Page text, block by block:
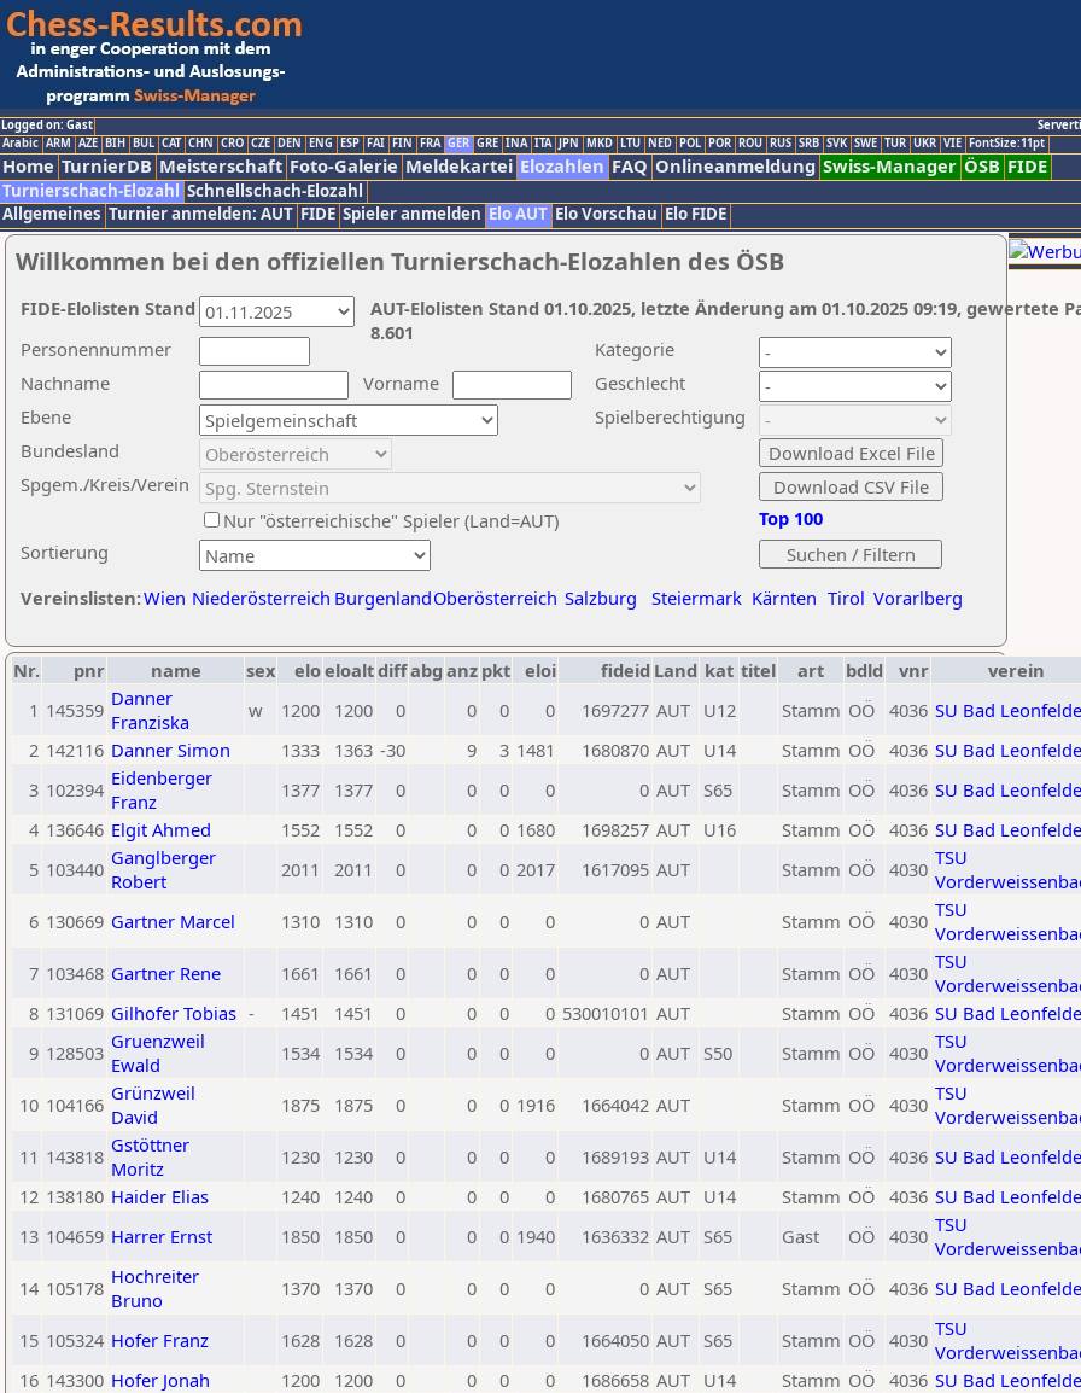
Logged on: Gast
Arabic ARM AZE BIH BUL CAT CHN CRO CZE DEN ENG ESP FAI FIN FRA GER GRE INA ITA JPN MKD LTU NED POL POR ROU RUS SRB SVK SWE TUR UKR VIE FontSize:11pt
Home TurnierDB Meisterschaft Foto-Galerie Meldekartei Elozahlen FAQ Onlineanmeldung Swiss-Manager ÖSB FIDE
Turnierschach-Elozahl Schnellschach-Elozahl
Allgemeines Turnier anmelden: AUT FIDE Spieler anmelden Elo AUT Elo Vorschau Elo FIDE
Willkommen bei den offiziellen Turnierschach-Elozahlen des ÖSB
Nachname
Vorname
Ebene
Kategorie
Sortierung
Personennummer
Bundesland
Spgem./Kreis/Verein
Geschlecht
Nur "österreichische" Spieler (Land=AUT)
Spielberechtigung
Vereinslisten:Wien Niederösterreich BurgenlandOberösterreich Salzburg Steiermark Kärnten Tirol Vorarlberg
Top 100
AUT-Elolisten Stand 01.10.2025, letzte Änderung am 01.10.2025 09:19, gewertete
8.601
FIDE-Elolisten Stand
Nr. pnr name sex eloeloaltdiffabg anz pkt eloi fideid Land kat titel art bdld vnr
verein
1 145359 Danner
Franziska
w 1200 1200 0 0 0 0 1697277 AUT U12 Stamm OÖ 4036 SU Bad
2 142116 Danner Simon 1333 1363 -30 9 3 1481 1680870 AUT U14 Stamm OÖ 4036 SU Bad
3 102394 Eidenberger
Franz
1377 1377 0 0 0 0 0 AUT S65 Stamm OÖ 4036 SU Bad
4 136646 Elgit Ahmed 1552 1552 0 0 0 1680 1698257 AUT U16 Stamm OÖ 4036 SU Bad
5 103440 Ganglberger
Robert
2011 2011 0 0 0 2017 1617095 AUT Stamm OÖ 4030 TSU
6 130669 Gartner Marcel 1310 1310 0 0 0 0 0 AUT Stamm OÖ 4030 TSU
7 103468 Gartner Rene 1661 1661 0 0 0 0 0 AUT Stamm OÖ 4030 TSU
8 131069 Gilhofer Tobias - 1451 1451 0 0 0 0 530010101 AUT Stamm OÖ 4036 SU Bad
9 128503 Gruenzweil
Ewald
1534 1534 0 0 0 0 0 AUT S50 Stamm OÖ 4030 TSU
10 104166 Grünzweil
David
1875 1875 0 0 0 1916 1664042 AUT Stamm OÖ 4030 TSU
11 143818 Gstöttner
Moritz
1230 1230 0 0 0 0 1689193 AUT U14 Stamm OÖ 4036 SU Bad
12 138180 Haider Elias 1240 1240 0 0 0 0 1680765 AUT U14 Stamm OÖ 4036 SU Bad
13 104659 Harrer Ernst 1850 1850 0 0 0 1940 1636332 AUT S65 Gast OÖ 4030 TSU
14 105178 Hochreiter
Bruno
1370 1370 0 0 0 0 0 AUT S65 Stamm OÖ 4036 SU Bad
15 105324 Hofer Franz 1628 1628 0 0 0 0 1664050 AUT S65 Stamm OÖ 4030 TSU
16 143300 Hofer Jonah 1200 1200 0 0 0 0 1686658 AUT U14 Stamm OÖ 4036 SU Bad